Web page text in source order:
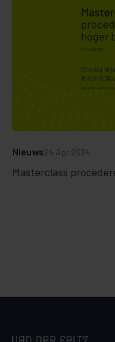
Masterclass
Nieuws24 Apr 2024